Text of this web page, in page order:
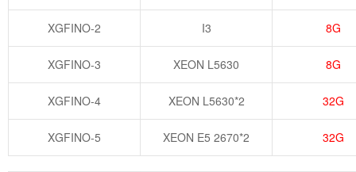
XGFINO-2 I3 8G
XGFINO-3 XEON L5630 8G
XGFINO-4 XEON L5630*2 32G
XGFINO-5 XEON E5 2670*2 32G